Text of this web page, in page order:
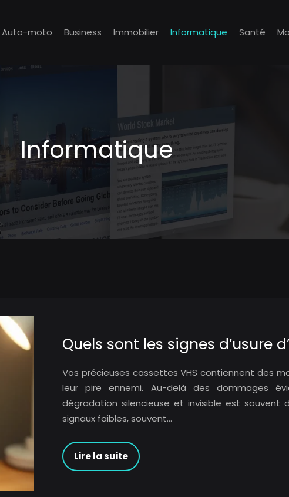
Auto-moto Business Immobilier Informatique Santé
Informatique
Quels sont les signes d’usure
Vos précieuses cassettes VHS contiennent des
leur pire ennemi. Au-delà des dommages
dégradation silencieuse et invisible est souvent
signaux faibles, souvent…
Lire la suite